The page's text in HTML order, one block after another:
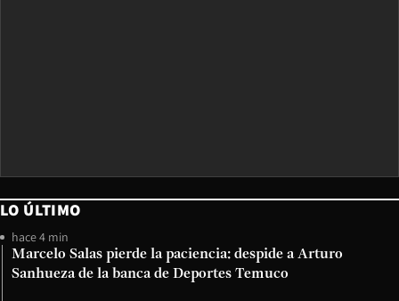
LO ÚLTIMO
hace 4 min
Marcelo Salas pierde la paciencia: despide a Arturo
Sanhueza de la banca de Deportes Temuco